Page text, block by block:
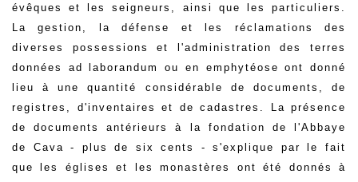
évêques et les seigneurs, ainsi que les particuliers.
La gestion, la défense et les réclamations des
diverses possessions et l'administration des terres
données ad laborandum ou en emphytéose ont donné
lieu à une quantité considérable de documents, de
registres, d'inventaires et de cadastres. La présence
de documents antérieurs à la fondation de l'Abbaye
de Cava - plus de six cents - s'explique par le fait
que les églises et les monastères ont été donnés à